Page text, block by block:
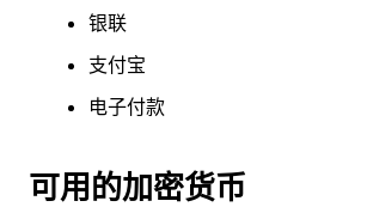
银联
支付宝
电子付款
可用的加密货币